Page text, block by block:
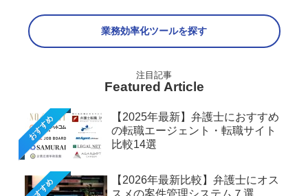
業務効率化ツールを探す
Featured Article
おすすめ
【2025年最新】弁護士におすすめ
の転職エージェント・転職サイト
比較14選
おすすめ
【2026年最新比較】弁護士にオス
スメの案件管理システム７選